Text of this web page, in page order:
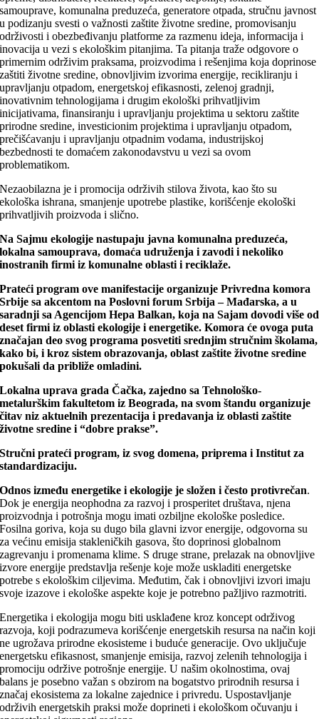
samouprave, komunalna preduzeća, generatore otpada, stručnu javnost
u podizanju svesti o važnosti zaštite životne sredine, promovisanju
održivosti i obezbeđivanju platforme za razmenu ideja, informacija i
inovacija u vezi s ekološkim pitanjima. Ta pitanja traže odgovore o
primernim održivim praksama, proizvodima i rešenjima koja doprinose
zaštiti životne sredine, obnovljivim izvorima energije, recikliranju i
upravljanju otpadom, energetskoj efikasnosti, zelenoj gradnji,
inovativnim tehnologijama i drugim ekološki prihvatljivim
inicijativama, finansiranju i upravljanju projektima u sektoru zaštite
prirodne sredine, investicionim projektima i upravljanju otpadom,
prečišćavanju i upravljanju otpadnim vodama, industrijskoj
bezbednosti te domaćem zakonodavstvu u vezi sa ovom
problematikom.
Nezaobilazna je i promocija održivih stilova života, kao što su
ekološka ishrana, smanjenje upotrebe plastike, korišćenje ekološki
prihvatljivih proizvoda i slično.
Na Sajmu ekologije nastupaju javna komunalna preduzeća,
lokalna samouprava, domaća udruženja i zavodi i nekoliko
inostranih firmi iz komunalne oblasti i reciklaže.
Prateći program ove manifestacije organizuje Privredna komora
Srbije sa akcentom na Poslovni forum Srbija – Mađarska, a u
saradnji sa Agencijom Hepa Balkan, koja na Sajam dovodi više od
deset firmi iz oblasti ekologije i energetike. Komora će ovoga puta
značajan deo svog programa posvetiti srednjim stručnim školama,
kako bi, i kroz sistem obrazovanja, oblast zaštite životne sredine
pokušali da približe omladini.
Lokalna uprava grada Čačka, zajedno sa Tehnološko-
metalurškim fakultetom iz Beograda, na svom štandu organizuje
čitav niz aktuelnih prezentacija i predavanja iz oblasti zaštite
životne sredine i “dobre prakse”.
Stručni prateći program, iz svog domena, priprema i Institut za
standardizaciju.
Odnos između energetike i ekologije je složen i često protivrečan.
Dok je energija neophodna za razvoj i prosperitet društava, njena
proizvodnja i potrošnja mogu imati ozbiljne ekološke posledice.
Fosilna goriva, koja su dugo bila glavni izvor energije, odgovorna su
za većinu emisija stakleničkih gasova, što doprinosi globalnom
zagrevanju i promenama klime. S druge strane, prelazak na obnovljive
izvore energije predstavlja rešenje koje može uskladiti energetske
potrebe s ekološkim ciljevima. Međutim, čak i obnovljivi izvori imaju
svoje izazove i ekološke aspekte koje je potrebno pažljivo razmotriti.
Energetika i ekologija mogu biti usklađene kroz koncept održivog
razvoja, koji podrazumeva korišćenje energetskih resursa na način koji
ne ugrožava prirodne ekosisteme i buduće generacije. Ovo uključuje
energetsku efikasnost, smanjenje emisija, razvoj zelenih tehnologija i
promociju održive potrošnje energije. U našim okolnostima, ovaj
balans je posebno važan s obzirom na bogatstvo prirodnih resursa i
značaj ekosistema za lokalne zajednice i privredu. Uspostavljanje
održivih energetskih praksi može doprineti i ekološkom očuvanju i